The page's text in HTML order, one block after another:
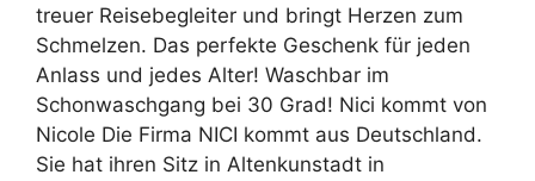
treuer Reisebegleiter und bringt Herzen zum
Schmelzen. Das perfekte Geschenk für jeden
Anlass und jedes Alter! Waschbar im
Schonwaschgang bei 30 Grad! Nici kommt von
Nicole Die Firma NICI kommt aus Deutschland.
Sie hat ihren Sitz in Altenkunstadt in